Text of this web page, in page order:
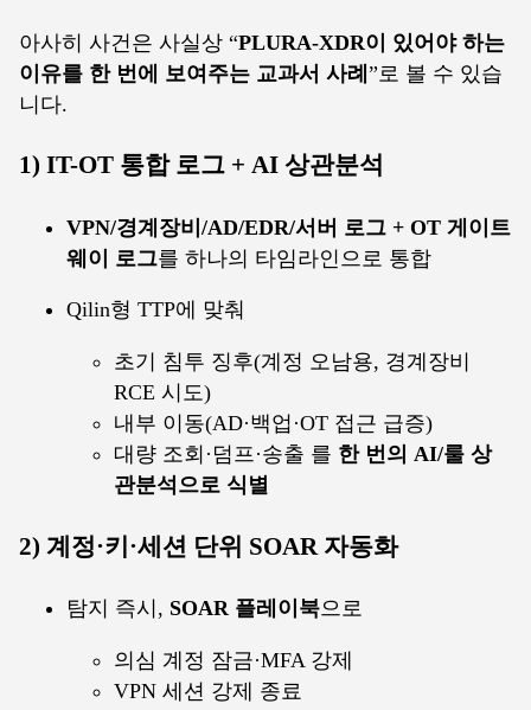
아사히 사건은 사실상 “PLURA-XDR이 있어야 하는
이유를 한 번에 보여주는 교과서 사례 ”로 볼 수 있습
니다.
1) IT-OT 통합 로그 + AI 상관분석
VPN/경계장비/AD/EDR/서버 로그 + OT 게이트
웨이 로그를 하나의 타임라인으로 통합
Qilin형 TTP에 맞춰
초기 침투 징후(계정 오남용, 경계장비
RCE 시도)
내부 이동(AD·백업·OT 접근 급증)
대량 조회·덤프·송출 를 한 번의 AI/룰 상
관분석으로 식별
2) 계정·키·세션 단위 SOAR 자동화
탐지 즉시, SOAR 플레이북으로
의심 계정 잠금·MFA 강제
VPN 세션 강제 종료